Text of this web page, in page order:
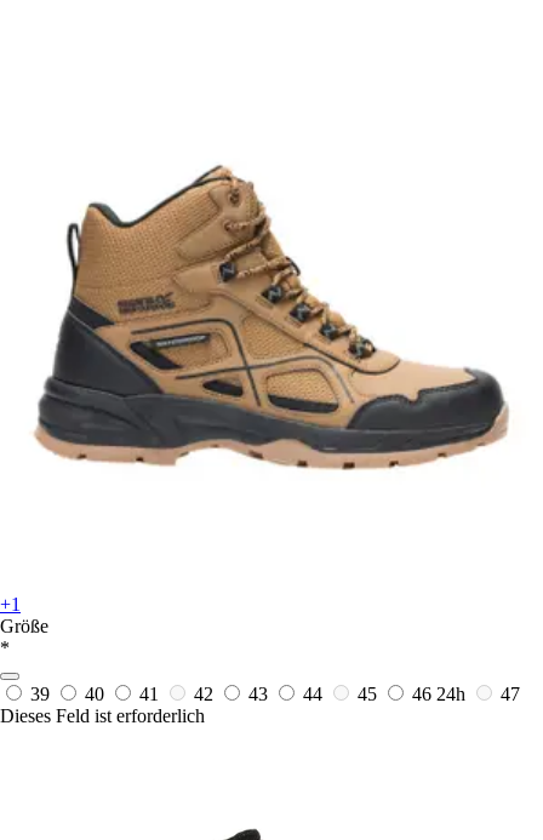
+1
Größe
*
39 40 41 42 43 44 45 46 24h
47
Dieses Feld ist erforderlich